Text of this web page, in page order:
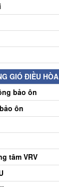
GIÓ ĐIỀU HÒA
bảo ôn
ôn
tâm VRV